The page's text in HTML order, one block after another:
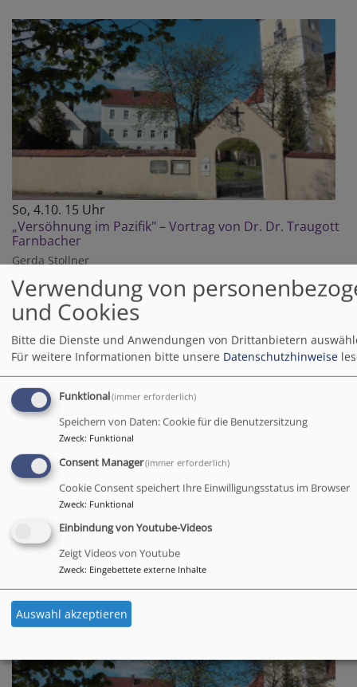
So, 4.10. 15 Uhr
„Versöhnung im Pazifik" – Vortrag von Dr. Dr. Traugott
Farnbacher
Gerda Stollner
Das Museum ist ab 14:00 Uhr geöffnet.
Öffentliche Führung
Gerda Stollner
Johann-Flierl-Museum
Verwendung von
und Cookies
Bitte die Dienste und Anwendungen von Drittanbietern
Für weitere Informationen bitte unsere Datenschutzhinweise
Funktional(immer erforderlich)
Speichern von Daten: Cookie für die Benutzersitzung
Zweck: Funktional
Consent Manager(immer erforderlich)
Cookie Consent speichert Ihre Einwilligungsstatus im Browser
Zweck: Funktional
Einbindung von Youtube-Videos
Zeigt Videos von Youtube
Zweck: Eingebettete externe Inhalte
Auswahl akzeptieren